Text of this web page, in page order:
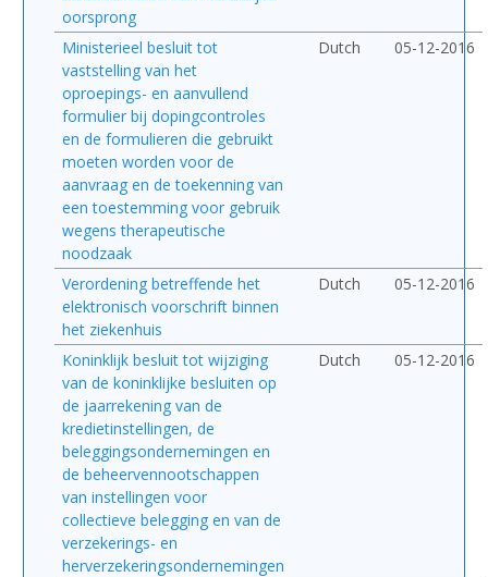
oorsprong
Ministerieel besluit tot
vaststelling van het
oproepings- en aanvullend
formulier bij dopingcontroles
en de formulieren die gebruikt
moeten worden voor de
aanvraag en de toekenning van
een toestemming voor gebruik
wegens therapeutische
noodzaak
Dutch 05-12-2016
Verordening betreffende het
elektronisch voorschrift binnen
het ziekenhuis
Dutch 05-12-2016
Koninklijk besluit tot wijziging
van de koninklijke besluiten op
de jaarrekening van de
kredietinstellingen, de
beleggingsondernemingen en
de beheervennootschappen
van instellingen voor
collectieve belegging en van de
verzekerings- en
herverzekeringsondernemingen
Dutch 05-12-2016